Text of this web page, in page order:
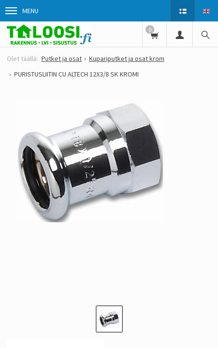
MENU
0
Putket ja osat
Kupariputket ja osat krom
PURISTUSLIITIN CU ALTECH 12X3/8 SK KROMI